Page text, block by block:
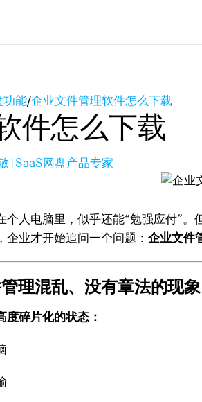
功能/企业文件管理软件怎么下载
件怎么下载
| SaaS网盘产品专家
人电脑里，似乎还能“勉强应付”
企业才开始追问一个问题：企业文件
理混乱、没有章法的现象
碎片化的状态：